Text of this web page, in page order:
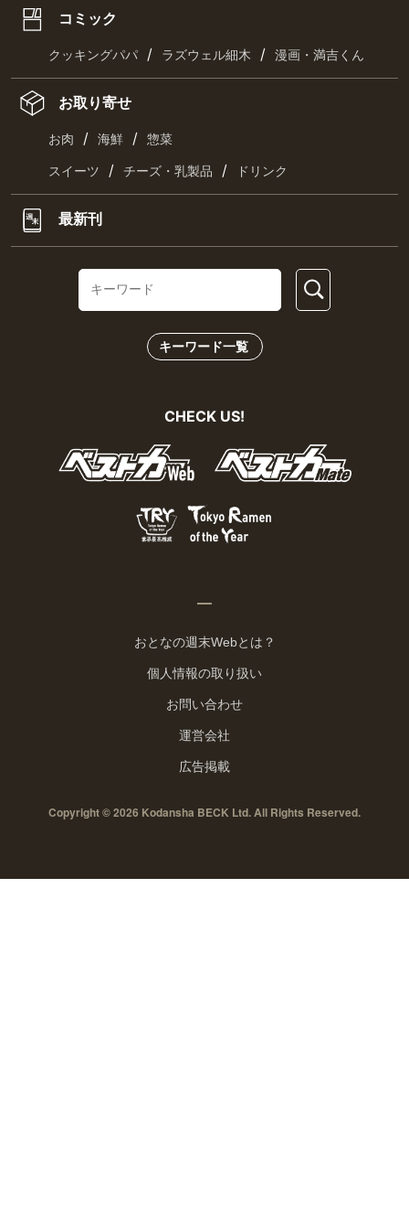
コミック
クッキングパパ / ラズウェル細木 / 漫画・満吉くん
お取り寄せ
お肉 / 海鮮 / 惣菜
スイーツ / チーズ・乳製品 / ドリンク
最新刊
キーワード一覧
CHECK US!
おとなの週末Webとは？
個人情報の取り扱い
お問い合わせ
運営会社
広告掲載
Copyright © 2026 Kodansha BECK Ltd. All Rights Reserved.